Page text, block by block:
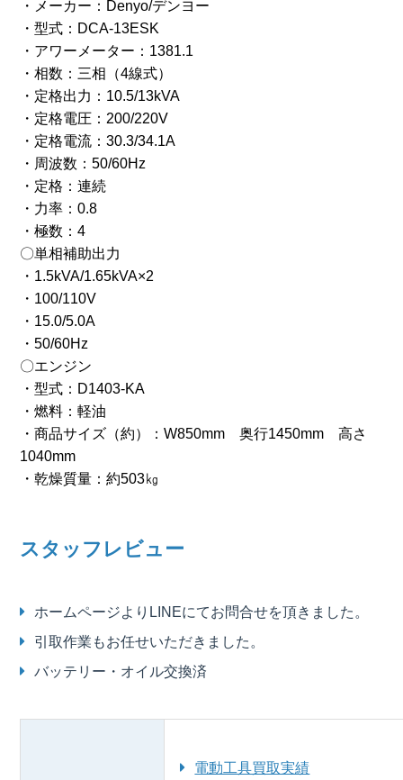
・メーカー：Denyo/デンヨー
・型式：DCA-13ESK
・アワーメーター：1381.1
・相数：三相（4線式）
・定格出力：10.5/13kVA
・定格電圧：200/220V
・定格電流：30.3/34.1A
・周波数：50/60Hz
・定格：連続
・力率：0.8
・極数：4
〇単相補助出力
・1.5kVA/1.65kVA×2
・100/110V
・15.0/5.0A
・50/60Hz
〇エンジン
・型式：D1403-KA
・燃料：軽油
・商品サイズ（約）：W850mm 奥行1450mm 高さ
1040mm
・乾燥質量：約503㎏
スタッフレビュー
ホームページよりLINEにてお問合せを頂きました。
引取作業もお任せいただきました。
バッテリー・オイル交換済
電動工具買取実績